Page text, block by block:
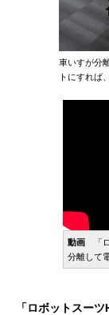
車いすが分
トにすれば
動画 「
分離して
「ロボットスーツ